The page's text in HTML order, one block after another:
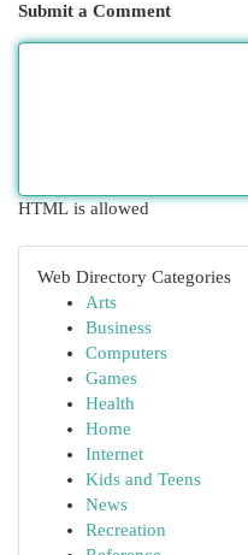
Submit a Comment
HTML is allowed
Web Directory Categories
Arts
Business
Computers
Games
Health
Home
Internet
Kids and Teens
News
Recreation